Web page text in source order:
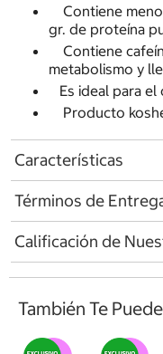
Contiene
gr. de proteína
Contiene
metabolismo y
Es ideal para
Producto
Características
Términos de
Calificación de
También Te